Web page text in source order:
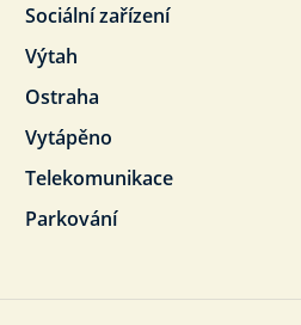
Sociální zařízení
Výtah
Ostraha
Vytápěno
Telekomunikace
Parkování